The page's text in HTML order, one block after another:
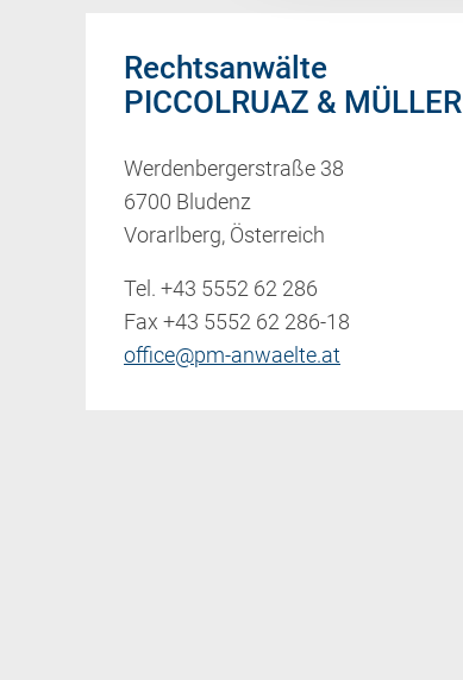
Rechtsanwälte
PICCOLRUAZ & MÜLLER
Werdenbergerstraße 38
6700 Bludenz
Vorarlberg, Österreich
Tel. +43 5552 62 286
Fax +43 5552 62 286-18
office@pm-anwaelte.at